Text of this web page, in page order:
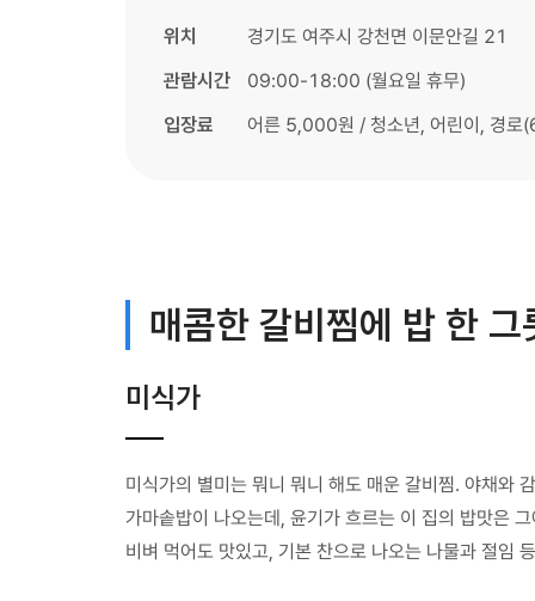
위치
경기도 여주시 강천면 이문안길 21
관람시간
09:00-18:00 (월요일 휴무)
입장료
어른 5,000원 / 청소년, 어린이, 경
매콤한 갈비찜에 밥 한 그
미식가
미식가의 별미는 뭐니 뭐니 해도 매운 갈비찜. 야채와
가마솥밥이 나오는데, 윤기가 흐르는 이 집의 밥맛은
비벼 먹어도 맛있고, 기본 찬으로 나오는 나물과 절임